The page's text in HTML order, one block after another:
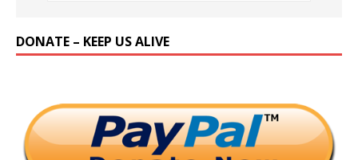
DONATE – KEEP US ALIVE